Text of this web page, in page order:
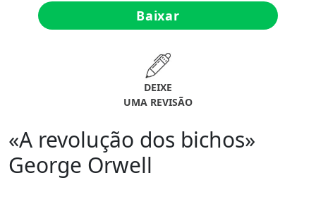
Baixar
DEIXE
UMA REVISÃO
«A revolução dos bichos»
George Orwell